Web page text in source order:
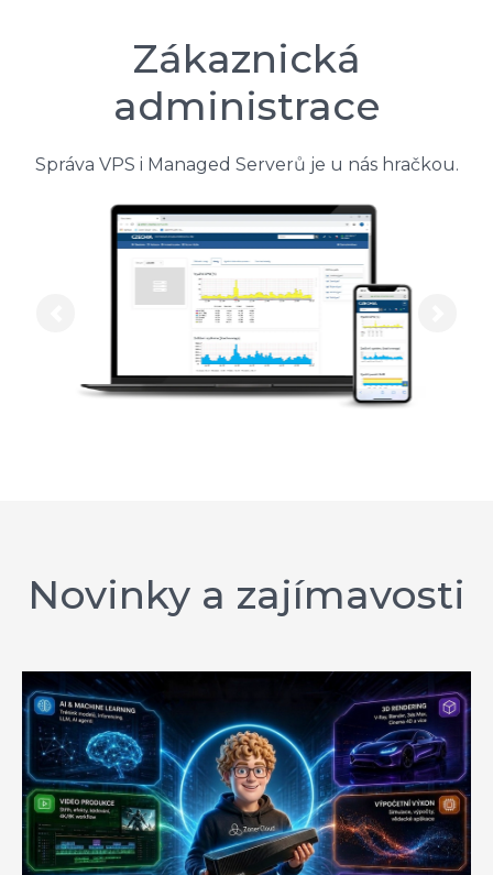
Zákaznická
administrace
Správa VPS i Managed Serverů je u nás hračkou.
Novinky a zajímavosti